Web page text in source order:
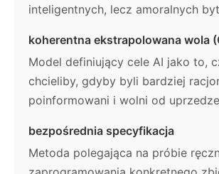
inteligentnych, lecz amoralnych
koherentna ekstrapolowana wola
Model definiujący cele AI jako to,
chcieliby, gdyby byli bardziej
poinformowani i wolni od
bezpośrednia specyfikacja
Metoda polegająca na próbie